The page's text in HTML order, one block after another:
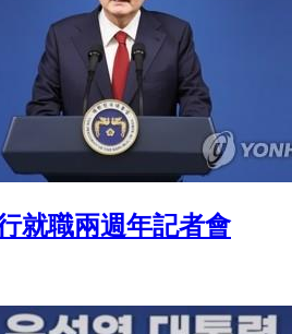
就職兩週年記者會